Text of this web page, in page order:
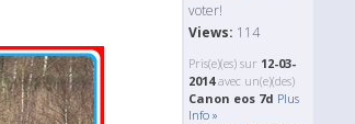
voter!
Views: 114
Pris(e)(es) sur 12-03-
2014avec un(e)(des)
Canon eos 7d Plus
Info »